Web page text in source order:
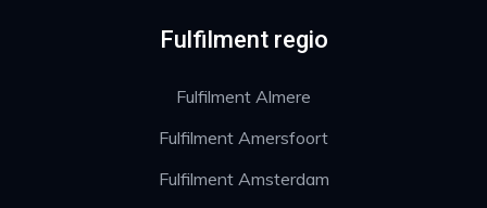
Fulfilment regio
Fulfilment Almere
Fulfilment Amersfoort
Fulfilment Amsterdam